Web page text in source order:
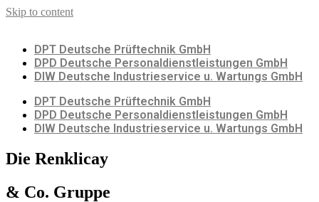
Skip to content
DPT Deutsche Prüftechnik GmbH
DPD Deutsche Personaldienstleistungen GmbH
DIW Deutsche Industrieservice u. Wartungs GmbH
DPT Deutsche Prüftechnik GmbH
DPD Deutsche Personaldienstleistungen GmbH
DIW Deutsche Industrieservice u. Wartungs GmbH
Die Renklicay
& Co. Gruppe